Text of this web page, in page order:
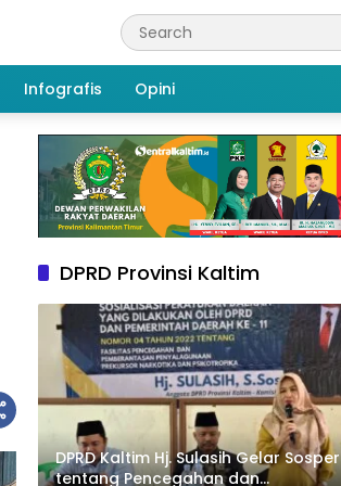
Infografis Opini
DPRD Provinsi Kaltim
DPRD Kaltim Hj. Sulasih Gelar Sosper
tentang Pencegahan dan